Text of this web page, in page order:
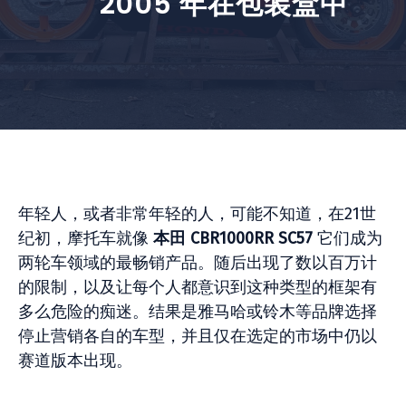
年轻人，或者非常年轻的人，可能不知道，在21世
纪初，摩托车就像 本田 CBR1000RR SC57 它们成为
两轮车领域的最畅销产品。随后出现了数以百万计
的限制，以及让每个人都意识到这种类型的框架有
多么危险的痴迷。结果是雅马哈或铃木等品牌选择
停止营销各自的车型，并且仅在选定的市场中仍以
赛道版本出现。